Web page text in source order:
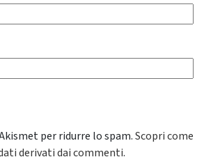
per ridurre lo spam.Scopri come
derivati dai commenti.